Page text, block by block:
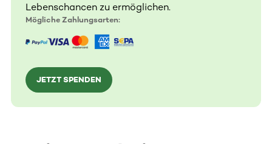
Lebenschancen zu ermöglichen.
Mögliche Zahlungsarten:
JETZT SPENDEN